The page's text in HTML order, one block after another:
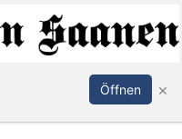
Anmelden
Öffnen ×